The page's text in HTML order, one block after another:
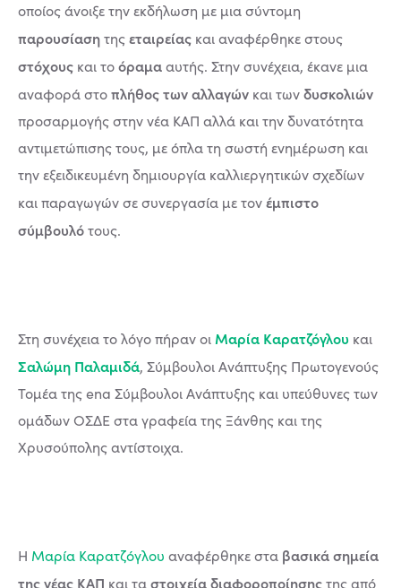
οποίος άνοιξε την εκδήλωση με μια σύντομη
παρουσίασητηςεταιρείας και αναφέρθηκε στους
στόχους και τοόραμααυτής. Στην συνέχεια, έκανε μια
αναφορά στοπλήθος των αλλαγών και τωνδυσκολιών
προσαρμογής στην νέα ΚΑΠ αλλά και την δυνατότητα
αντιμετώπισης τους, με όπλα τη σωστή ενημέρωση και
την εξειδικευμένη δημιουργία καλλιεργητικών σχεδίων
και παραγωγών σε συνεργασία με τονέμπιστο
σύμβουλότους.
Στη συνέχεια το λόγο πήραν οι Μαρία Καρατζόγλου και
Σαλώμη Παλαμιδά, Σύμβουλοι Ανάπτυξης Πρωτογενούς
Τομέα της ena Σύμβουλοι Ανάπτυξης και υπεύθυνες των
ομάδων ΟΣΔΕ στα γραφεία της Ξάνθης και της
Χρυσούπολης αντίστοιχα.
Η Μαρία Καρατζόγλου αναφέρθηκε στα βασικά σημεία
της νέας ΚΑΠ και ταστοιχεία διαφοροποίησηςτης από